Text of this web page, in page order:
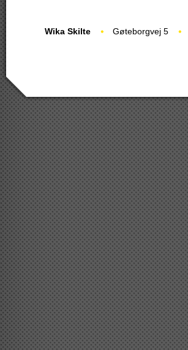
Wika Skilte Gøteborgvej 5